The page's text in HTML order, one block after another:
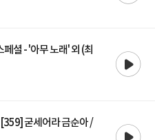
셜 - '아무 노래' 외 (최
굳세어라 금순아 /